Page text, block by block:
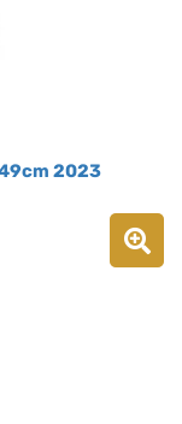
2023